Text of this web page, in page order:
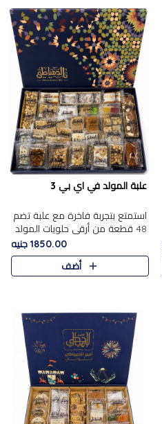
علبة المولد في اي بي 3
استمتع بتجربة فاخرة مع علبة تضم
48 قطعة من أرقى حلويات المولد
الشرقية، في تشكيلة تجمع بين
الأصناف التقليدية الفاخرة والاختيارات
1850.00 جنيه
أضف